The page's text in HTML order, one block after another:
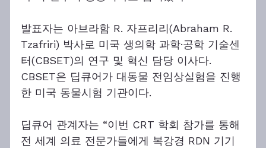
발표자는 아브라함 R. 자프리리(Abraham R.
Tzafriri) 박사로 미국 생의학 과학·공학 기술센
터(CBSET)의 연구 및 혁신 담당 이사다.
CBSET은 딥큐어가 대동물 전임상실험을 진행
한 미국 동물시험 기관이다.
딥큐어 관계자는 “이번 CRT 학회 참가를 통해
전 세계 의료 전문가들에게 복강경 RDN 기기